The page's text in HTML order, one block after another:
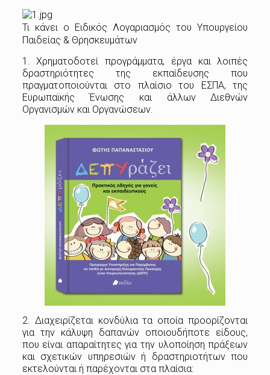
Τι κάνει ο Ειδικός Λογαριασμός του Υπουργείου
Παιδείας & Θρησκευμάτων
1. Χρηματοδοτεί προγράμματα, έργα και λοιπές
δραστηριότητες της εκπαίδευσης που
πραγματοποιούνται στο πλαίσιο του ΕΣΠΑ, της
Ευρωπαϊκής Ένωσης και άλλων Διεθνών
Οργανισμών και Οργανώσεων.
2. Διαχειρίζεται κονδύλια τα οποία προορίζονται
για την κάλυψη δαπανών οποιουδήποτε είδους,
που είναι απαραίτητες για την υλοποίηση πράξεων
και σχετικών υπηρεσιών ή δραστηριοτήτων που
εκτελούνται ή παρέχονται στα πλαίσια: